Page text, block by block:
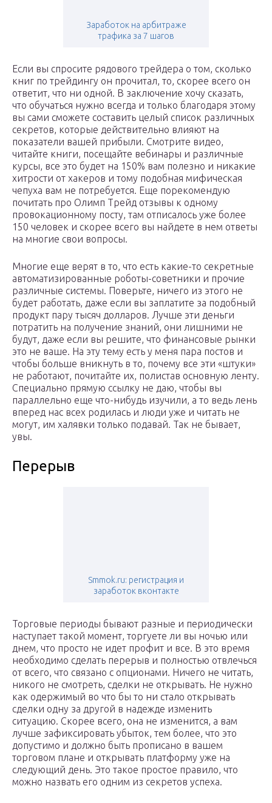
Заработок на арбитраже
трафика за 7 шагов
Если вы спросите рядового трейдера о том, сколько
книг по трейдингу он прочитал, то, скорее всего он
ответит, что ни одной. В заключение хочу сказать,
что обучаться нужно всегда и только благодаря этому
вы сами сможете составить целый список различных
секретов, которые действительно влияют на
показатели вашей прибыли. Смотрите видео,
читайте книги, посещайте вебинары и различные
курсы, все это будет на 150% вам полезно и никакие
хитрости от хакеров и тому подобная мифическая
чепуха вам не потребуется. Еще порекомендую
почитать про Олимп Трейд отзывы к одному
провокационному посту, там отписалось уже более
150 человек и скорее всего вы найдете в нем ответы
на многие свои вопросы.
Многие еще верят в то, что есть какие-то секретные
автоматизированные роботы-советники и прочие
различные системы. Поверьте, ничего из этого не
будет работать, даже если вы заплатите за подобный
продукт пару тысяч долларов. Лучше эти деньги
потратить на получение знаний, они лишними не
будут, даже если вы решите, что финансовые рынки
это не ваше. На эту тему есть у меня пара постов и
чтобы больше вникнуть в то, почему все эти «штуки»
не работают, почитайте их, полистав основную ленту.
Специально прямую ссылку не даю, чтобы вы
параллельно еще что-нибудь изучили, а то ведь лень
вперед нас всех родилась и люди уже и читать не
могут, им халявки только подавай. Так не бывает,
увы.
Перерыв
Smmok.ru: регистрация и
заработок вконтакте
Торговые периоды бывают разные и периодически
наступает такой момент, торгуете ли вы ночью или
днем, что просто не идет профит и все. В это время
необходимо сделать перерыв и полностью отвлечься
от всего, что связано с опционами. Ничего не читать,
никого не смотреть, сделки не открывать. Не нужно
как одержимый во что бы то ни стало открывать
сделки одну за другой в надежде изменить
ситуацию. Скорее всего, она не изменится, а вам
лучше зафиксировать убыток, тем более, что это
допустимо и должно быть прописано в вашем
торговом плане и открывать платформу уже на
следующий день. Это такое простое правило, что
можно назвать его одним из секретов успеха.